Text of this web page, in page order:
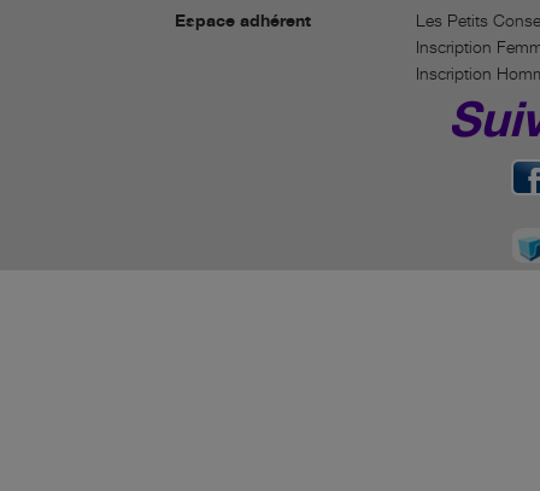
Espace adhérent
Les Petits
Inscription
Inscription